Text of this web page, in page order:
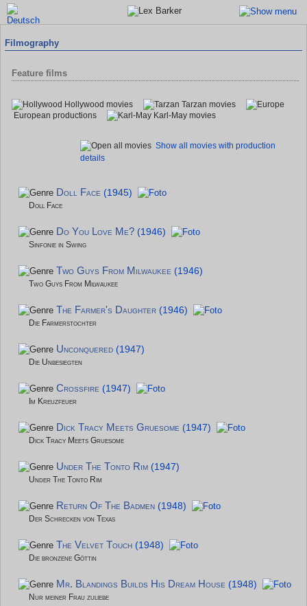
Filmography
Feature films
Hollywood movies
Tarzan movies
European productions
Karl-May movies
Show all movies with production
details
Doll Face (1945)
Doll Face
Do You Love Me? (1946)
Sinfonie in Swing
Two Guys From Milwaukee (1946)
Two Guys From Milwaukee
The Farmer's Daughter (1946)
Die Farmerstochter
Unconquered (1947)
Die Unbesiegten
Crossfire (1947)
Im Kreuzfeuer
Dick Tracy Meets Gruesome (1947)
Dick Tracy Meets Gruesome
Under The Tonto Rim (1947)
Under The Tonto Rim
Return Of The Badmen (1948)
Der Schrecken von Texas
The Velvet Touch (1948)
Die bronzene Göttin
Mr. Blandings Builds His Dream House (1948)
Nur meiner Frau zuliebe